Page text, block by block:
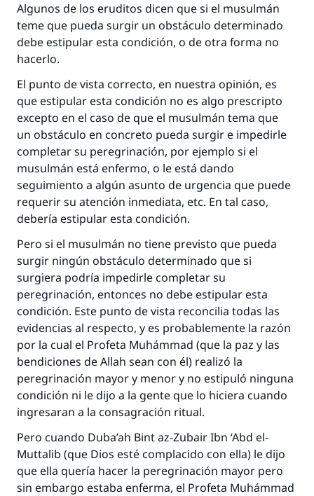
Algunos de los eruditos dicen que si el musulmán
teme que pueda surgir un obstáculo determinado
debe estipular esta condición, o de otra forma no
hacerlo.
El punto de vista correcto, en nuestra opinión, es
que estipular esta condición no es algo prescripto
excepto en el caso de que el musulmán tema que
un obstáculo en concreto pueda surgir e impedirle
completar su peregrinación, por ejemplo si el
musulmán está enfermo, o le está dando
seguimiento a algún asunto de urgencia que puede
requerir su atención inmediata, etc. En tal caso,
debería estipular esta condición.
Pero si el musulmán no tiene previsto que pueda
surgir ningún obstáculo determinado que si
surgiera podría impedirle completar su
peregrinación, entonces no debe estipular esta
condición. Este punto de vista reconcilia todas las
evidencias al respecto, y es probablemente la razón
por la cual el Profeta Muhámmad (que la paz y las
bendiciones de Allah sean con él) realizó la
peregrinación mayor y menor y no estipuló ninguna
condición ni le dijo a la gente que lo hiciera cuando
ingresaran a la consagración ritual.
Pero cuando Duba’ah Bint az-Zubair Ibn ‘Abd el-
Muttalib (que Dios esté complacido con ella) le dijo
que ella quería hacer la peregrinación mayor pero
sin embargo estaba enferma, el Profeta Muhámmad
aquellos que lo realicen."
(MUSLIM, 1893)
Contribuir